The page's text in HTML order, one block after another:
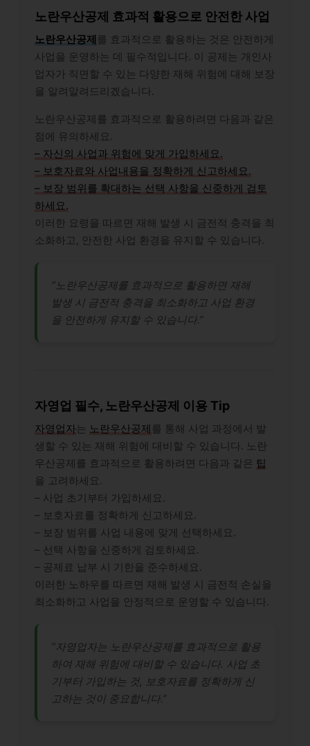
노란우산공제 효과적 활용으로 안전한 사업
노란우산공제 를 효과적으로 활용하는 것은 안전하게
사업을 운영하는 데 필수적입니다. 이 공제는 개인사
업자가 직면할 수 있는 다양한 재해 위험에 대해 보장
을 알려알려드리겠습니다.
노란우산공제를 효과적으로 활용하려면 다음과 같은
점에 유의하세요.
– 자신의 사업과 위험에 맞게 가입하세요.
– 보호자료와 사업내용을 정확하게 신고하세요.
– 보장 범위를 확대하는 선택 사항을 신중하게 검토
하세요.
이러한 요령을 따르면 재해 발생 시 금전적 충격을 최
소화하고, 안전한 사업 환경을 유지할 수 있습니다.
“노란우산공제를 효과적으로 활용하면 재해
발생 시 금전적 충격을 최소화하고 사업 환경
을 안전하게 유지할 수 있습니다.”
자영업 필수, 노란우산공제 이용 Tip
자영업자는 노란우산공제를 통해 사업 과정에서 발
생할 수 있는 재해 위험에 대비할 수 있습니다. 노란
우산공제를 효과적으로 활용하려면 다음과 같은 팁
을 고려하세요.
– 사업 초기부터 가입하세요.
– 보호자료를 정확하게 신고하세요.
– 보장 범위를 사업 내용에 맞게 선택하세요.
– 선택 사항을 신중하게 검토하세요.
– 공제료 납부 시 기한을 준수하세요.
이러한 노하우를 따르면 재해 발생 시 금전적 손실을
최소화하고 사업을 안정적으로 운영할 수 있습니다.
“자영업자는 노란우산공제를 효과적으로 활용
하여 재해 위험에 대비할 수 있습니다. 사업 초
기부터 가입하는 것, 보호자료를 정확하게 신
고하는 것이 중요합니다.”